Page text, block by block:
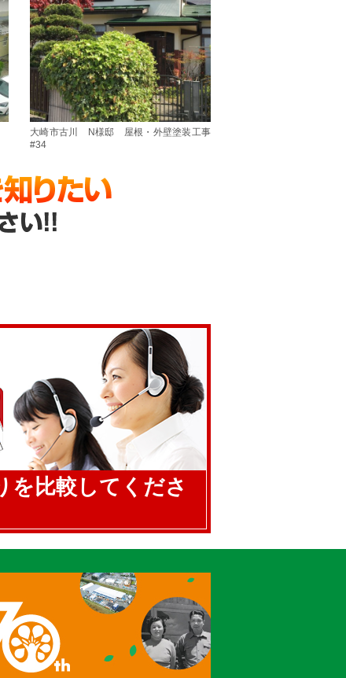
大崎市古川 N様邸 屋根・外壁塗装工事
#34
を比較してくださ